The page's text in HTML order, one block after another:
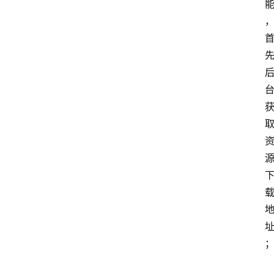
能
，
首
先
后
台
获
取
资
源
下
载
地
址
；